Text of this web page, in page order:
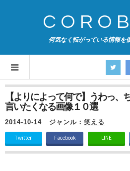
何気なく転がっている情報を
【よりによって何で】うわっ、
言いたくなる画像１０選
2014-10-14 ジャンル： 笑える
Twitter Facebook LINE